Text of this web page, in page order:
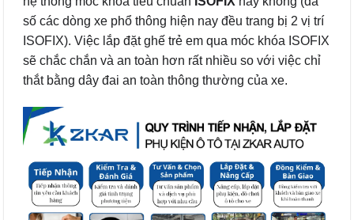
số các dòng xe phổ thông hiện nay đều trang bị 2 vị trí
ISOFIX). Việc lắp đặt ghế trẻ em qua móc khóa ISOFIX
sẽ chắc chắn và an toàn hơn rất nhiều so với việc chỉ
thắt bằng dây đai an toàn thông thường của xe.